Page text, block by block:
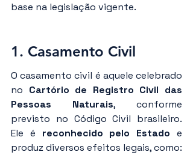
base na legislação vigente.
1. Casamento Civil
O casamento civil é aquele celebrado
no Cartório de Registro Civil das
Pessoas Naturais, conforme
previsto no Código Civil brasileiro.
Ele é reconhecido pelo Estado e
produz diversos efeitos legais, como: